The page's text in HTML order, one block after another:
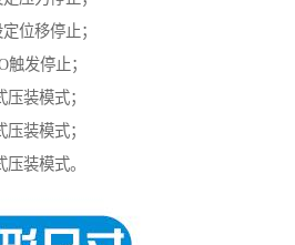
位移停止；
发停止；
装模式；
装模式；
装模式。